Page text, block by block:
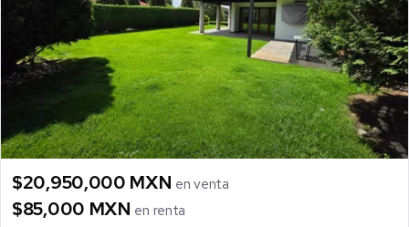
$20,950,000 MXN en venta
$85,000 MXN en renta